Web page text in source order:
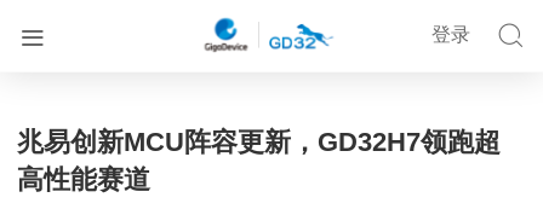
 
登录
首页
兆易创新MCU阵容更新，GD32H7领跑超
高性能赛道